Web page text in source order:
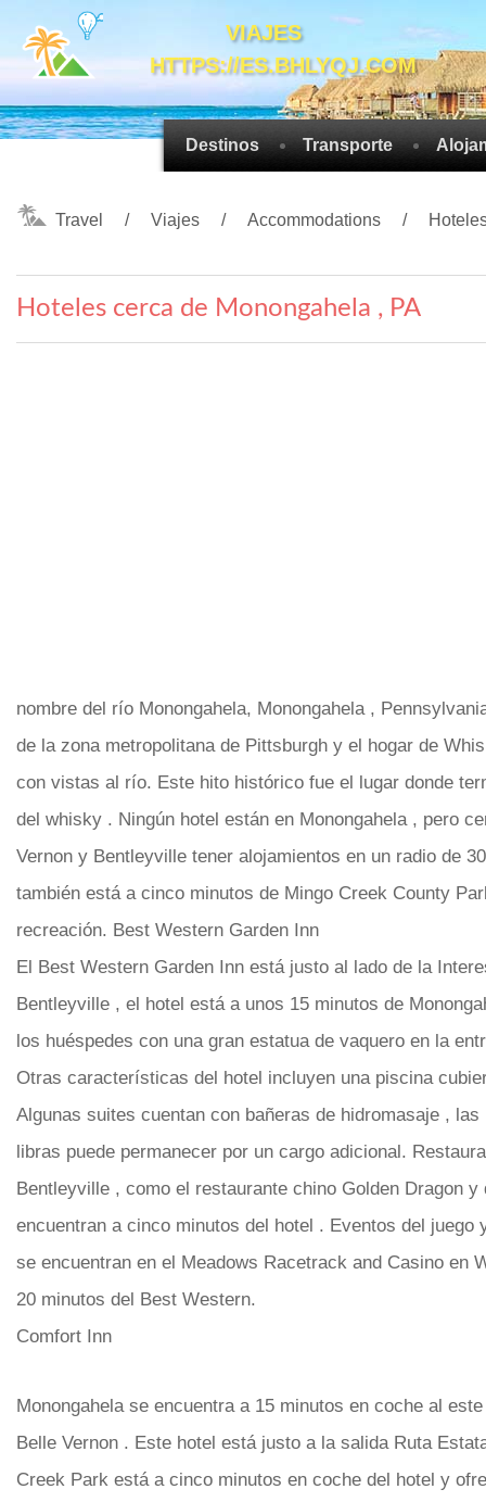
VIAJES
HTTPS://ES.BHLYQJ.COM
Destinos Transporte
Travel Viajes Accommodations
Hoteles cerca de Monongahela , PA
nombre del río Monongahela, Monongahela ,
de la zona metropolitana de Pittsburgh y el hogar de
con vistas al río. Este hito histórico fue el lugar donde
del whisky . Ningún hotel están en Monongahela , pero
Vernon y Bentleyville tener alojamientos en un radio de
también está a cinco minutos de Mingo Creek County
recreación. Best Western Garden Inn
El Best Western Garden Inn está justo al lado de la
Bentleyville , el hotel está a unos 15 minutos de
los huéspedes con una gran estatua de vaquero en la
Otras características del hotel incluyen una piscina
Algunas suites cuentan con bañeras de hidromasaje ,
libras puede permanecer por un cargo adicional.
Bentleyville , como el restaurante chino Golden Dragon
encuentran a cinco minutos del hotel . Eventos del juego
se encuentran en el Meadows Racetrack and Casino en
20 minutos del Best Western.
Comfort Inn
Monongahela se encuentra a 15 minutos en coche al
Belle Vernon . Este hotel está justo a la salida Ruta
Creek Park está a cinco minutos en coche del hotel y